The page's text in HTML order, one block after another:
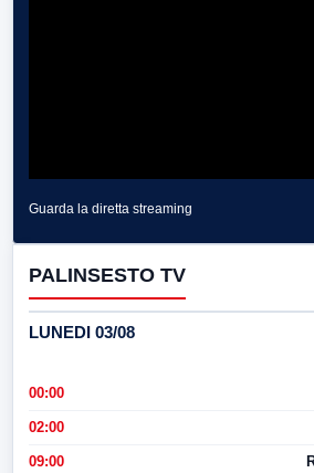
Guarda la diretta streaming
PALINSESTO TV
LUNEDI 03/08
00:00
02:00
09:00